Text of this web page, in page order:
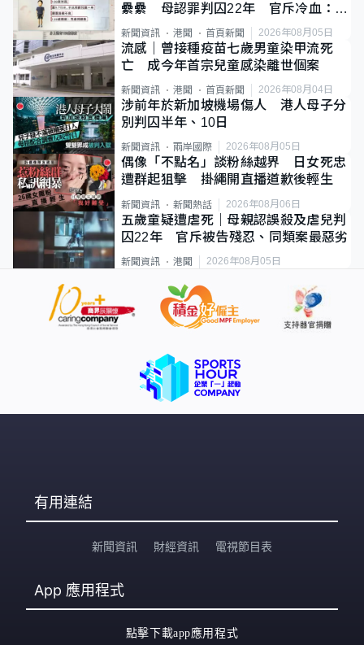
纍纍 母認罪判囚22年 官斥冷血：同
類案最惡劣
新聞資訊 港聞 首頁新聞 2026年08月05日
流感｜曾接種疫苗七歲男童染甲流死
亡 成今年首宗兒童感染離世個案
新聞資訊 港聞 首頁新聞 2026年08月04日
涉前年於新加坡機場傷人 港人母子分
別判囚半年、10日
新聞資訊 兩岸國際 2026年08月05日
偶像「不點名」談粉絲越界 日女死忠
遭群起狙擊 掛繩開直播道歉後輕生
新聞資訊 新聞熱話 2026年08月06日
五歲童疑遭虐死｜母親認誤殺及虐兒判
囚22年 官斥被告殘忍、同類案最惡劣
新聞資訊 港聞 2026年08月05日
有用連結
新聞資訊 財經資訊 電視節目表
App 應用程式
點擊下載app應用程式